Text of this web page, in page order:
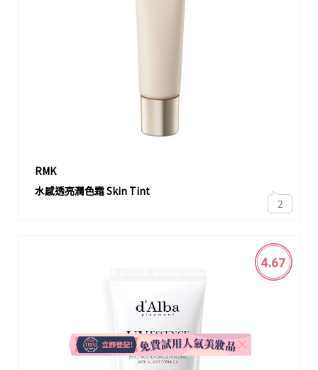
RMK
水感透亮潤色霜 Skin Tint
2
4.67